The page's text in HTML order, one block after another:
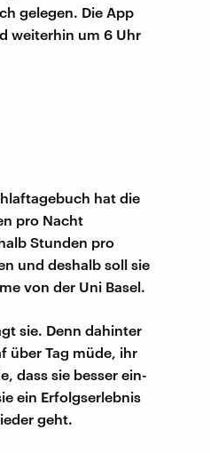
gelegen. Die App
weiterhin um 6 Uhr
hat die
pro Nacht
Stunden pro
und deshalb soll sie
von der Uni Basel.
sie. Denn dahinter
über Tag müde, ihr
dass sie besser ein-
ein Erfolgserlebnis
geht.